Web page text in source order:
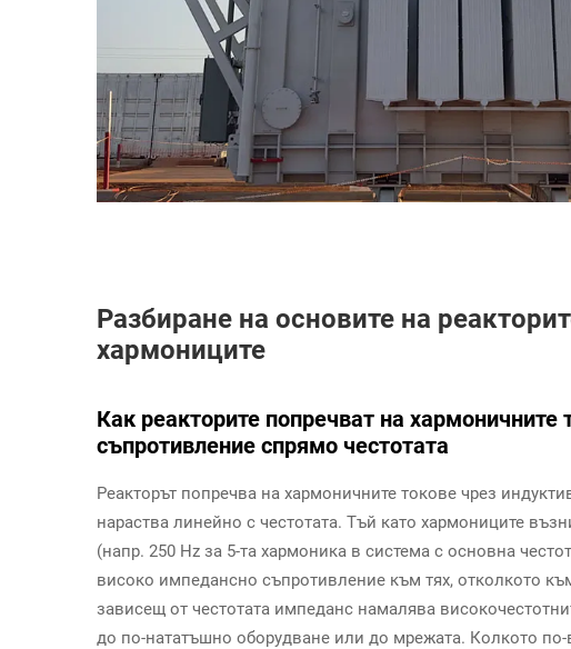
Разбиране на основите на
хармониците
Как реакторите попречват на хармоничните
съпротивление спрямо честотата
Реакторът попречва на хармоничните токове чрез
нараства линейно с честотата. Тъй като хармониците
(напр. 250 Hz за 5-та хармоника в система с основна
високо импедансно съпротивление към тях, отколкото
зависещ от честотата импеданс намалява
до по-нататъшно оборудване или до мрежата. Колкото